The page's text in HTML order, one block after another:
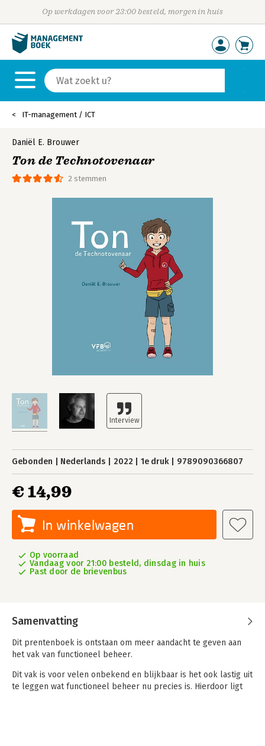
Op werkdagen voor 23:00 besteld, morgen in huis
IT-management / ICT
2 stemmen
Daniël E. Brouwer
Ton de Technotovenaar
Gebonden Nederlands 2022 1e druk 9789090366807
€ 14,99
In winkelwagen
Op voorraad
Vandaag voor 21:00 besteld, dinsdag in huis
Past door de brievenbus
Samenvatting
Dit prentenboek is ontstaan om meer aandacht te geven aan
het vak van functioneel beheer.
Dit vak is voor velen onbekend en blijkbaar is het ook lastig uit
te leggen wat functioneel beheer nu precies is. Hierdoor ligt